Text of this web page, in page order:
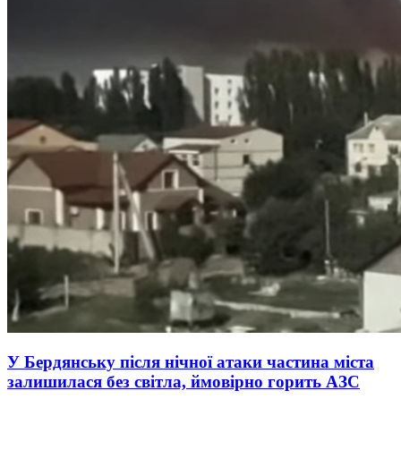
У Бердянську після нічної атаки частина міста
залишилася без світла, ймовірно горить АЗС